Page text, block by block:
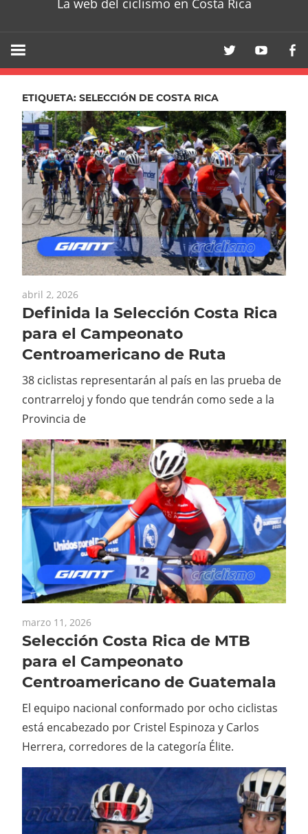
La web del ciclismo en Costa Rica
ETIQUETA: SELECCIÓN DE COSTA RICA
abril 2, 2026
Definida la Selección Costa Rica
para el Campeonato
Centroamericano de Ruta
38 ciclistas representarán al país en las prueba de
contrarreloj y fondo que tendrán como sede a la
Provincia de
marzo 11, 2026
Selección Costa Rica de MTB
para el Campeonato
Centroamericano de Guatemala
El equipo nacional conformado por ocho ciclistas
está encabezado por Cristel Espinoza y Carlos
Herrera, corredores de la categoría Élite.